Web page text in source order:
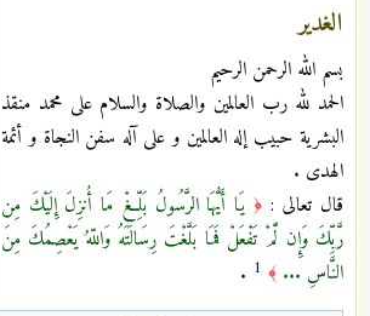
الغدير
بسم الله الرحمن الرحيم
الحمد لله رب العالمين والصلاة والسلام على محمد منقذ
البشرية حبيب إله العالمين و على آله سفن النجاة و أئمة
الهدى .
قال تعالى :﴿ يَا أَيُّهَا الرَّسُولُ بَلِّغْ مَا أُنزِلَ إِلَيْكَ مِن
رَّبِّكَ وَإِن لَّمْ تَفْعَلْ فَمَا بَلَّغْتَ رِسَالَتَهُ وَاللّهُ يَعْصِمُكَ مِنَ
النَّاسِ ... ﴾ 1
.